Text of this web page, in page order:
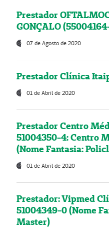
Prestador
GONÇALO
07 de Agosto de 2020
Prestador Clínica
01 de Abril de 2020
Prestador Centro
51004350-4: Centro
(Nome Fantasia:
01 de Abril de 2020
Prestador: Vipmed
51004349-0 (Nome
Master)